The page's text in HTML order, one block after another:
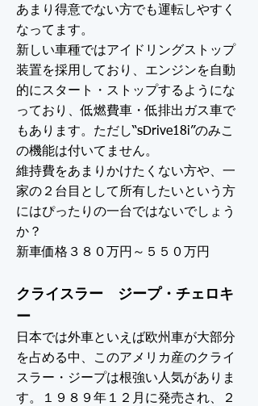
あまり得意でない方でも運転しやすく
なってます。
新しい車種ではアイドリングストップ
装置を採用しており、エンジンを自動
的にスタート・ストップするようにな
っており、低燃費車・低排出ガス車で
もあります。ただし“sDrive18i”のみこ
の機能は付いてません。
維持費をあまりかけたくない方や、一
家の２台目として所有したいという方
にはぴったりの一台ではないでしょう
か？
新車価格３８０万円～５５０万円
クライスラー ジープ・チェロキ
ー
日本では外車といえば欧州車が大部分
を占める中、このアメリカ産のクライ
スラー・ジープは根強い人気がありま
す。１９８９年１２月に発売され、２